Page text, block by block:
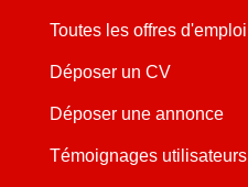
Toutes les offres d'emploi
Déposer un CV
Déposer une annonce
Témoignages utilisateurs